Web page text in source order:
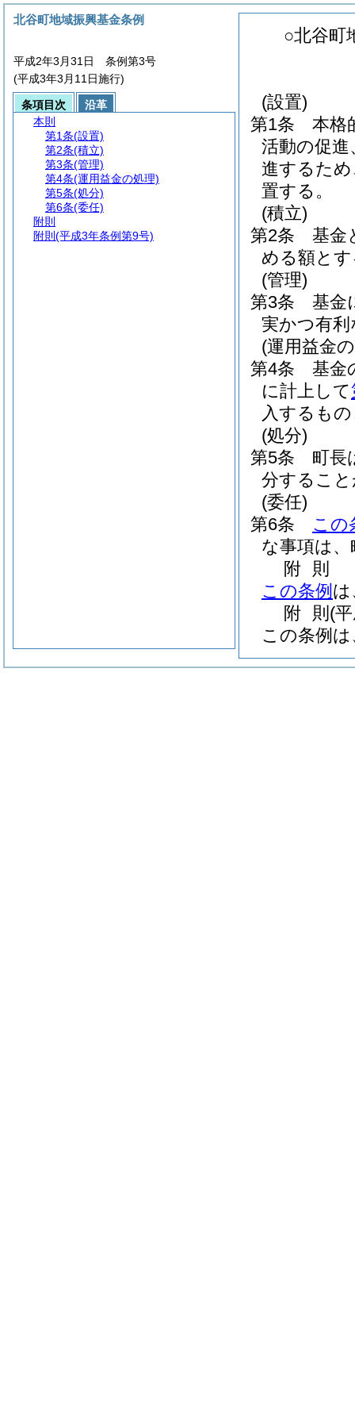
○北谷町
(設置)
第1条
本格
活動の促
進するた
置する。
(積立)
第2条
基金
める額と
(管理)
第3条
基金
実かつ有
(運用益金
第4条
基金
に計上して
入するも
(処分)
第5条
町長
分するこ
(委任)
第6条
この
な事項は
附 則
この条例 は
附 則 (
この条例
北谷町地域振興基金条例
平成2年3月31日 条例第3号
(平成3年3月11日施行)
条項目次
沿革
本則
第1条(設置)
第2条(積立)
第3条(管理)
第4条(運用益金の処理)
第5条(処分)
第6条(委任)
附則
附則 (平成3年条例第9号)